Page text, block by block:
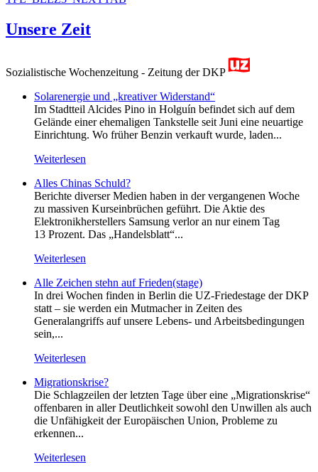
Unsere Zeit
Sozialistische Wochenzeitung - Zeitung der DKP
Solarenergie und „kreativer Widerstand“
Im Stadtteil Alcides Pino in Holguín befindet sich auf dem
Gelände einer ehemaligen Tankstelle seit Juni eine neuartige
Einrichtung. Wo früher Benzin verkauft wurde, laden...
Weiterlesen
Alles Chinas Schuld?
Berichte diverser Medien haben in der vergangenen Woche
zu massiven Kurseinbrüchen geführt. Die Aktie des
Elektronikherstellers Samsung verlor an nur einem Tag
13 Prozent. Das „Handelsblatt“...
Weiterlesen
Alle Zeichen stehn auf Frieden(stage)
In drei Wochen finden in Berlin die UZ-Friedestage der DKP
statt – sie werden ein Mutmacher in Zeiten des
Generalangriffs auf unsere Lebens- und Arbeitsbedingungen
sein,...
Weiterlesen
Migrationskrise?
Die Schlagzeilen der letzten Tage über eine „Migrationskrise“
offenbaren in aller Deutlichkeit sowohl den Unwillen als auch
die Unfähigkeit der Europäischen Union, Probleme zu
erkennen...
Weiterlesen